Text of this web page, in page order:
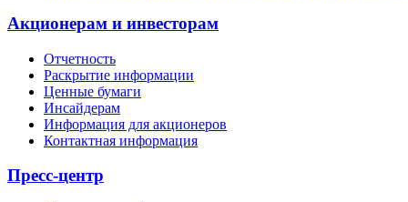
Акционерам и инвесторам
Отчетность
Раскрытие информации
Ценные бумаги
Инсайдерам
Информация для акционеров
Контактная информация
Пресс-центр